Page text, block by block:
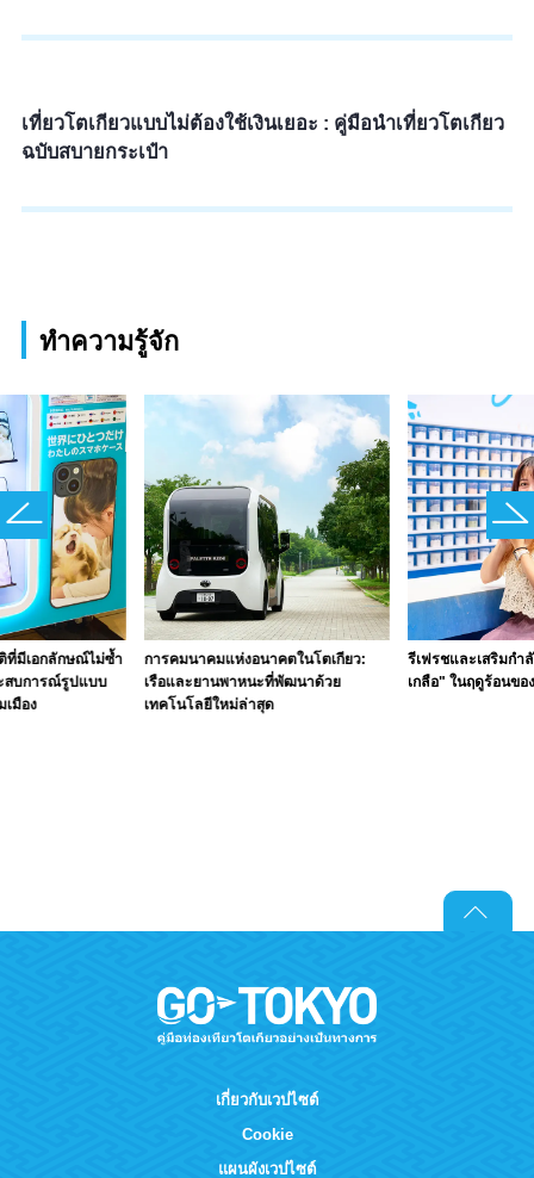
เที่ยวโตเกียวแบบไม่ต้องใช้เงินเยอะ : คู่มือนำเที่ยวโตเกียว
ฉบับสบายกระเป๋า
ทำความรู้จัก
ที่มีเอกลักษณ์ไม่ซ้ำ
สบการณ์รูปแบบ
เมือง
การคมนาคมแห่งอนาคตในโตเกียว:
เรือและยานพาหนะที่พัฒนาด้วย
เทคโนโลยีใหม่ล่าสุด
รีเฟรชและเสริมกำ
เกลือ" ในฤดูร้อนขอ
เกี่ยวกับเวปไซต์
Cookie
แผนผังเวปไซต์